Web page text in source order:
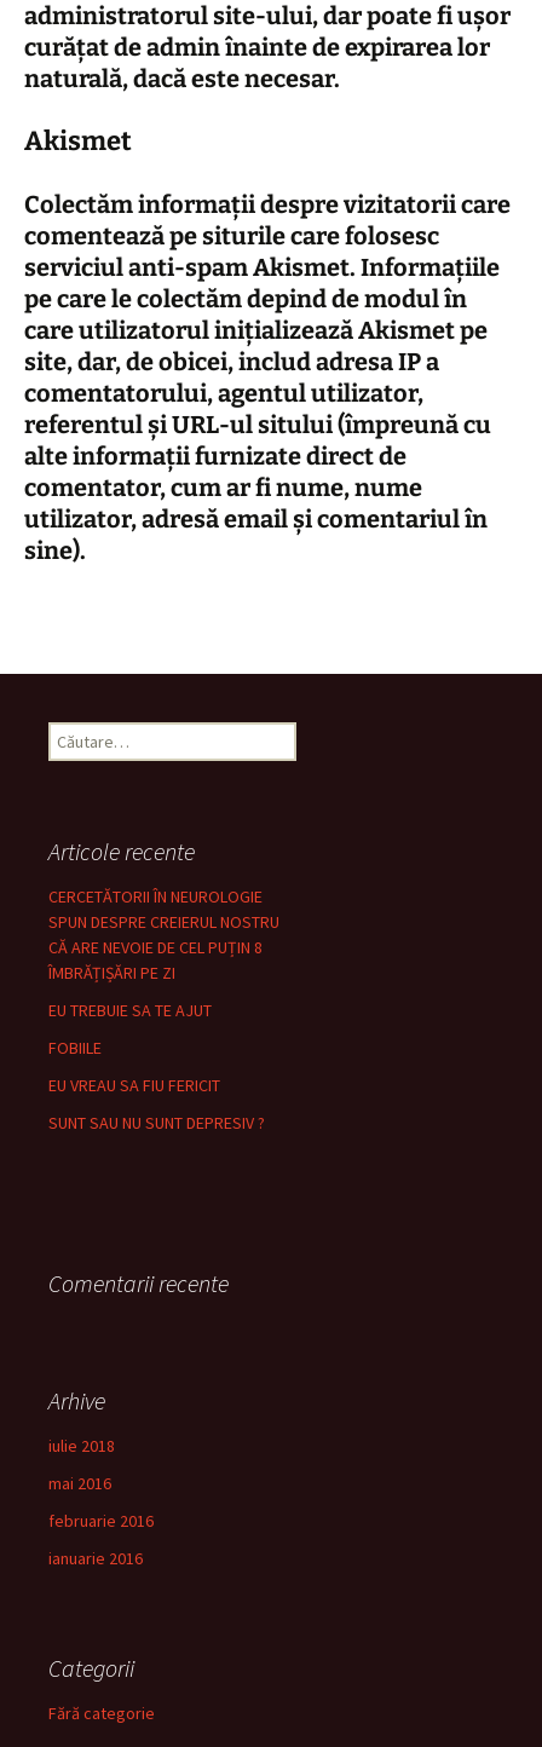
administratorul site-ului, dar poate fi ușor
curățat de admin înainte de expirarea lor
naturală, dacă este necesar.
Akismet
Colectăm informații despre vizitatorii care
comentează pe siturile care folosesc
serviciul anti-spam Akismet. Informațiile
pe care le colectăm depind de modul în
care utilizatorul inițializează Akismet pe
site, dar, de obicei, includ adresa IP a
comentatorului, agentul utilizator,
referentul și URL-ul sitului (împreună cu
alte informații furnizate direct de
comentator, cum ar fi nume, nume
utilizator, adresă email și comentariul în
sine).
Caută
după:
Articole recente
CERCETĂTORII ÎN NEUROLOGIE
SPUN DESPRE CREIERUL NOSTRU
CĂ ARE NEVOIE DE CEL PUȚIN 8
ÎMBRĂȚIȘĂRI PE ZI
EU TREBUIE SA TE AJUT
FOBIILE
EU VREAU SA FIU FERICIT
SUNT SAU NU SUNT DEPRESIV ?
Comentarii recente
Arhive
iulie 2018
mai 2016
februarie 2016
ianuarie 2016
Categorii
Fără categorie